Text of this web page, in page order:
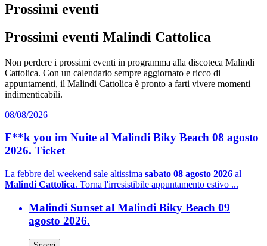
Prossimi eventi
Prossimi eventi Malindi Cattolica
Non perdere i prossimi eventi in programma alla discoteca Malindi
Cattolica. Con un calendario sempre aggiornato e ricco di
appuntamenti, il Malindi Cattolica è pronto a farti vivere momenti
indimenticabili.
08/08/2026
F**k you im Nuite al Malindi Biky Beach 08 agosto
2026. Ticket
La febbre del weekend sale altissima sabato 08 agosto 2026 al
Malindi Cattolica. Torna l'irresistibile appuntamento estivo ...
Malindi Sunset al Malindi Biky Beach 09
agosto 2026.